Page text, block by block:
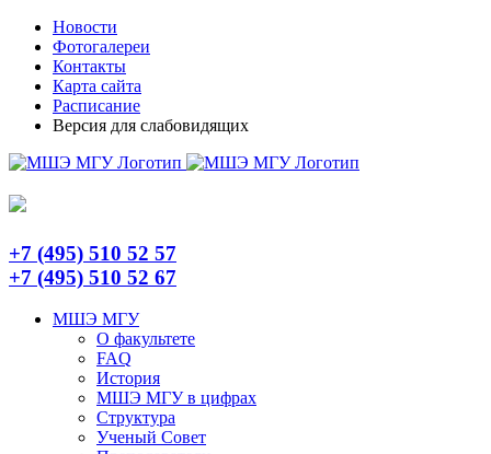
Skip
content
TelegramНовости
Фотогалереи
Контакты
Карта сайта
Расписание
Версия для слабовидящих
+7 (495) 510 52 57
+7 (495) 510 52 67
МШЭ МГУ
О факультете
FAQ
История
МШЭ МГУ в цифрах
Структура
Ученый Совет